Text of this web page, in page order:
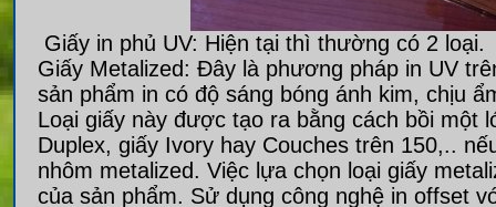
Giấy in phủ UV: Hiện tại thì thường có 2 loại.
Giấy Metalized: Đây là phương pháp in UV
sản phẩm in có độ sáng bóng ánh kim, chịu
Loại giấy này được tạo ra bằng cách bồi một
Duplex, giấy Ivory hay Couches trên 150,..
nhôm metalized. Việc lựa chọn loại giấy
của sản phẩm. Sử dụng công nghệ in offset